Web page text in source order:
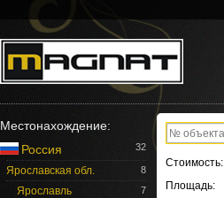
Местонахождение:
Россия
32
Ярославская обл. 8
Ярославль 7
Стоимость:
Площадь: